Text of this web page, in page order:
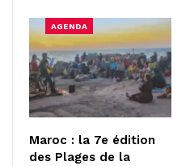
AGENDA
Maroc : la 7e édition
des Plages de la